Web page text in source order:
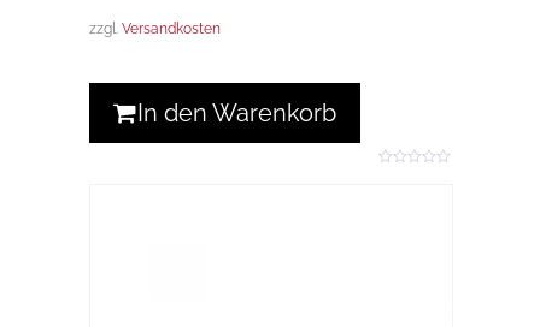
zzgl. Versandkosten
In den Warenkorb